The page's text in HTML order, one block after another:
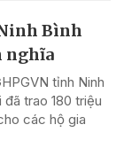
Bình
nghĩa
tỉnh Ninh
đã trao 180 triệu
các hộ gia